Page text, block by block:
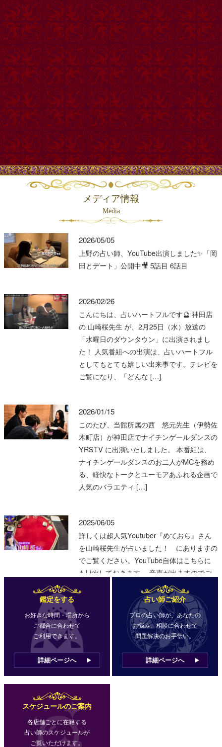
鑑定をする
お好きな時間・場所から
ご都合に合わせて
ご利用できます。
詳細ページへ
占い師ご紹介
プロの占い師が、あなたの
お悩み、相談に合わせて
問題解決のお手伝い。
詳細ページへ
スケジュールのご案内
各店舗ごとに在籍する
占い師のスケジュールが
ご覧いただけます。